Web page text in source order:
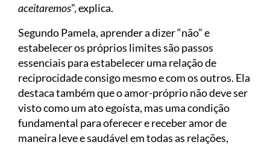
aceitaremos”, explica.
Segundo Pamela, aprender a dizer “não” e
estabelecer os próprios limites são passos
essenciais para estabelecer uma relação de
reciprocidade consigo mesmo e com os outros. Ela
destaca também que o amor-próprio não deve ser
visto como um ato egoísta, mas uma condição
fundamental para oferecer e receber amor de
maneira leve e saudável em todas as relações,